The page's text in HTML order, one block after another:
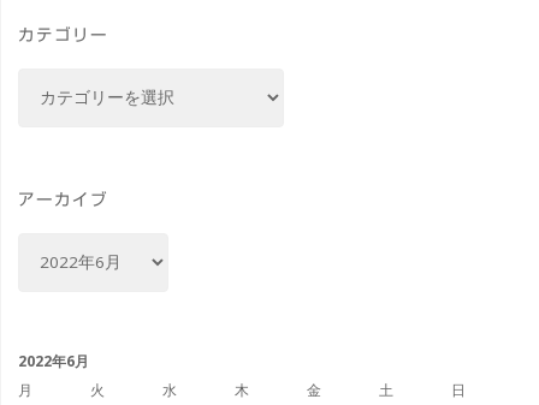
ス"
カテゴリー
ー
アーカイブ
ブ
2022年6月
月
火 水 木 金 土
日